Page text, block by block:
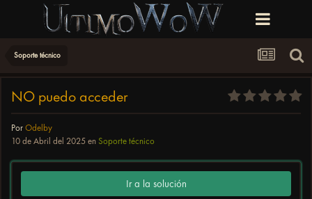
Soporte técnico
NO puedo acceder
Por Odelby
10 de Abril del 2025 en Soporte técnico
Ir a la solución